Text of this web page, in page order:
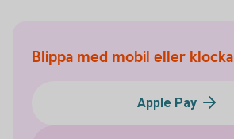
Blippa med mobil eller klocka
Apple Pay